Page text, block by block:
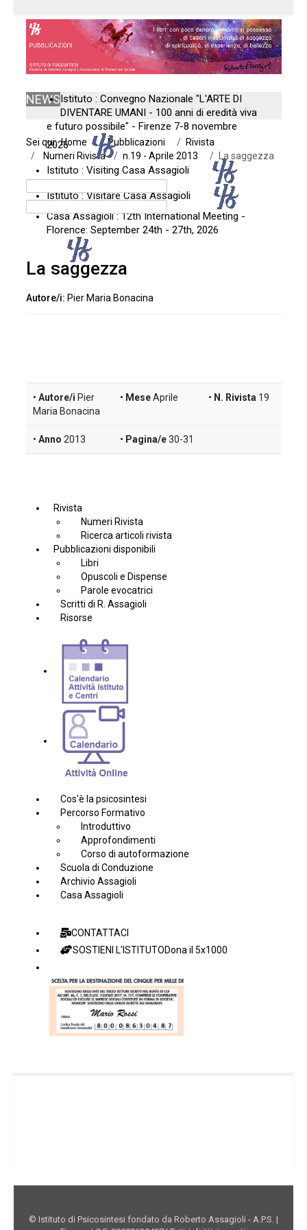
NEWSIstituto : Convegno Nazionale "L'ARTE DI
DIVENTARE UMANI - 100 anni di eredità viva
e futuro possibile" - Firenze 7-8 novembre
2026
Istituto : Visiting Casa Assagioli
Istituto : Visitare Casa Assagioli
Casa Assagioli : 12th International Meeting -
Florence: September 24th - 27th, 2026
Sei qui:Home Pubblicazioni
Rivista
Numeri Rivista
n.19 - Aprile 2013 La saggezza
La saggezza
Pier Maria Bonacina
Autore/i Pier
Maria Bonacina
Mese Aprile N. Rivista 19
Anno 2013 Pagina/e 30-31
Rivista
Numeri Rivista
Ricerca articoli rivista
Pubblicazioni disponibili
Libri
Opuscoli e Dispense
Parole evocatrici
Scritti di R. Assagioli
Risorse
Cos'è la psicosintesi
Percorso Formativo
Introduttivo
Approfondimenti
Corso di autoformazione
Scuola di Conduzione
Archivio Assagioli
Casa Assagioli
CONTATTACI
SOSTIENI L'ISTITUTODona il 5x1000
© Istituto di Psicosintesi fondato da Roberto Assagioli - A.P.S. |